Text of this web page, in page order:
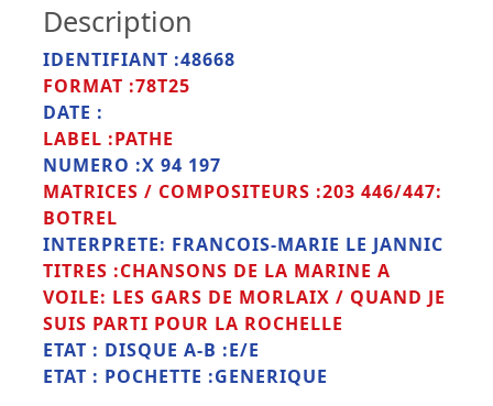
Description
IDENTIFIANT :48668
FORMAT :78T25
DATE :
LABEL :PATHE
NUMERO :X 94 197
MATRICES / COMPOSITEURS :203 446/447:
BOTREL
INTERPRETE: FRANCOIS-MARIE LE JANNIC
TITRES :CHANSONS DE LA MARINE A
VOILE: LES GARS DE MORLAIX / QUAND JE
SUIS PARTI POUR LA ROCHELLE
ETAT : DISQUE A-B :E/E
ETAT : POCHETTE :GENERIQUE